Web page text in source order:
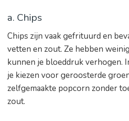
a. Chips
Chips zijn vaak gefrituurd en
vetten en zout. Ze hebben
kunnen je bloeddruk verhogen.
je kiezen voor geroosterde
zelfgemaakte popcorn zonder
zout.